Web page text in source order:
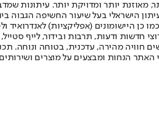
יותר ומדויקת יותר. עיתונות
פורסמה ב-30 ביולי 2007, וב-2010 הפך "ישראל היום"
חדשות ודעות, תרבות ובידור, לייף
חוויה מהירה, עדכנית, בטוחה
הנחות ומבצעים על מוצרים